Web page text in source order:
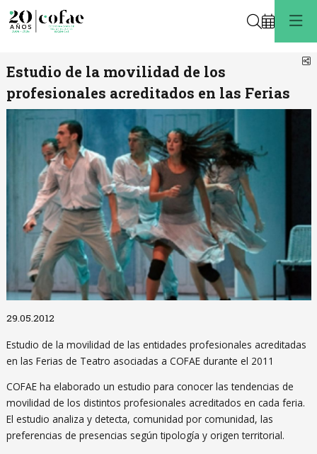
Buscar
Estudio de la movilidad de los
profesionales acreditados en las Ferias
29.05.2012
Estudio de la movilidad de las entidades profesionales acreditadas
en las Ferias de Teatro asociadas a COFAE durante el 2011
COFAE ha elaborado un estudio para conocer las tendencias de
movilidad de los distintos profesionales acreditados en cada feria.
El estudio analiza y detecta, comunidad por comunidad, las
preferencias de presencias según tipología y origen territorial.